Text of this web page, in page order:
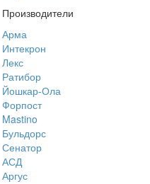
Производители
Арма
Интекрон
Лекс
Ратибор
Йошкар-Ола
Форпост
Mastino
Бульдорс
Сенатор
АСД
Аргус